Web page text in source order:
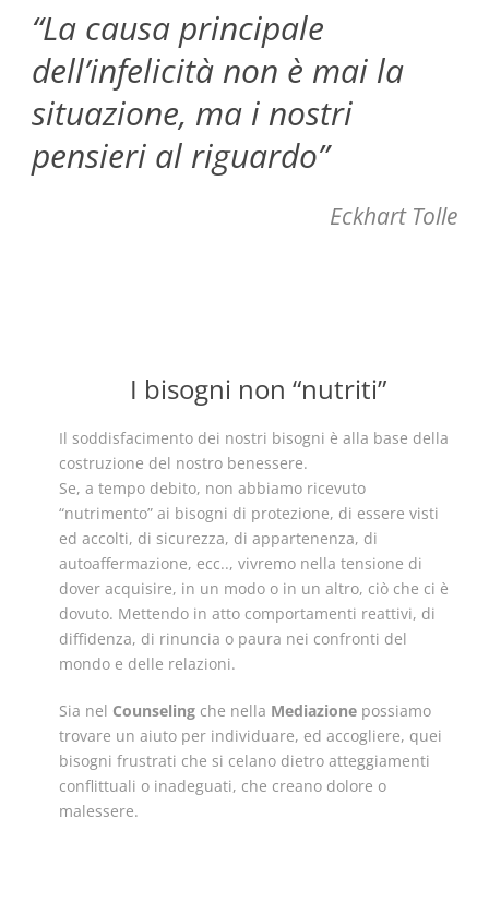
“La causa principale
dell’infelicità non è mai la
situazione, ma i nostri
pensieri al riguardo”
Eckhart Tolle
I bisogni non “nutriti”
Il soddisfacimento dei nostri bisogni è alla base della
costruzione del nostro benessere.
Se, a tempo debito, non abbiamo ricevuto
“nutrimento” ai bisogni di protezione, di essere visti
ed accolti, di sicurezza, di appartenenza, di
autoaffermazione, ecc.., vivremo nella tensione di
dover acquisire, in un modo o in un altro, ciò che ci è
dovuto. Mettendo in atto comportamenti reattivi, di
diffidenza, di rinuncia o paura nei confronti del
mondo e delle relazioni.
Sia nel Counseling che nella Mediazione possiamo
trovare un aiuto per individuare, ed accogliere, quei
bisogni frustrati che si celano dietro atteggiamenti
conflittuali o inadeguati, che creano dolore o
malessere.